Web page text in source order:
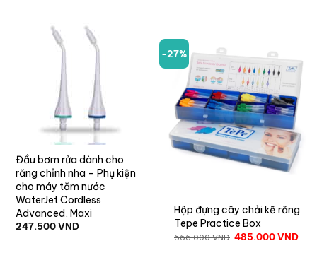
Đầu bơm rửa dành cho
răng chỉnh nha – Phụ kiện
cho máy tăm nước
WaterJet Cordless
Advanced, Maxi
247.500VND
-27%
Hộp đựng cây chải kẽ răng
Tepe Practice Box
666.000VND 485.000VND